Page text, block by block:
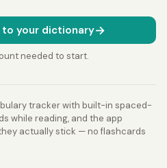
your dictionary→
needed to start.
tracker with built-in spaced-
while reading, and the app
actually stick — no flashcards